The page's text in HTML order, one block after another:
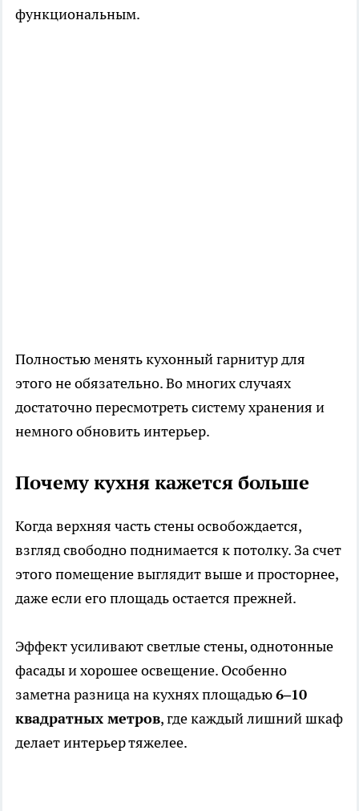
функциональным.
Полностью менять кухонный гарнитур для
этого не обязательно. Во многих случаях
достаточно пересмотреть систему хранения и
немного обновить интерьер.
Почему кухня кажется больше
Когда верхняя часть стены освобождается,
взгляд свободно поднимается к потолку. За счет
этого помещение выглядит выше и просторнее,
даже если его площадь остается прежней.
Эффект усиливают светлые стены, однотонные
фасады и хорошее освещение. Особенно
заметна разница на кухнях площадью6–10
квадратных метров, где каждый лишний шкаф
делает интерьер тяжелее.